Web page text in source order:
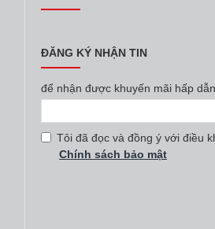
ĐĂNG KÝ NHẬN TIN
để nhận được khuyến mãi hấp
Tôi đã đọc và đồng ý với điều
Chính sách bảo mật